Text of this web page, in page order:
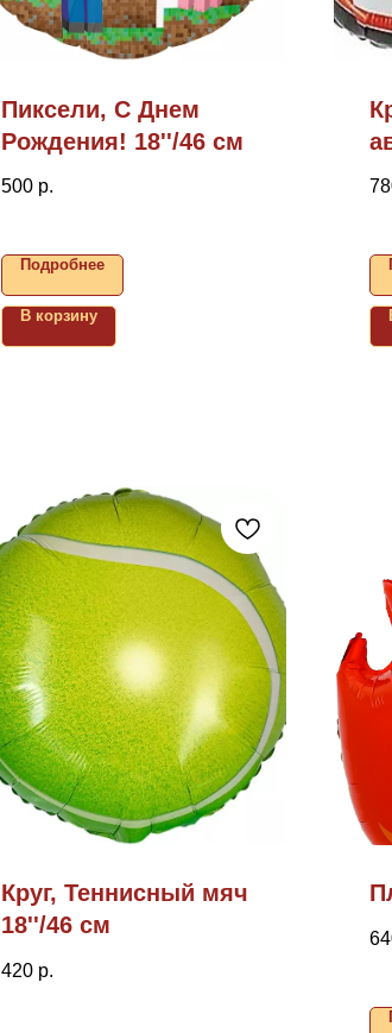
Пиксели, С Днем
Рождения! 18''/46 см
500 р.
Подробнее
В корзину
Круг, Теннисный мяч
18''/46 см
420 р.